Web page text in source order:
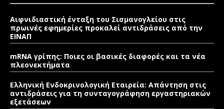
Αιφνιδιαστική ένταξη του Σισμανογλείου στις
πρωινές εφημερίες προκαλεί αντιδράσεις από την
ΕΙΝΑΠ
mRNA γρίπης: Ποιες οι βασικές διαφορές και τα νέα
πλεονεκτήματα
Ελληνική Ενδοκρινολογική Εταιρεία: Απάντηση στις
αντιδράσεις για τη συνταγογράφηση εργαστηριακών
εξετάσεων